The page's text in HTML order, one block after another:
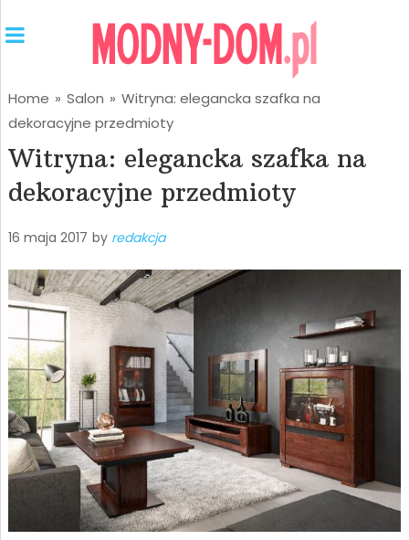
Home » Salon » Witryna: elegancka szafka na
dekoracyjne przedmioty
Witryna: elegancka szafka na
dekoracyjne przedmioty
16 maja 2017 by redakcja